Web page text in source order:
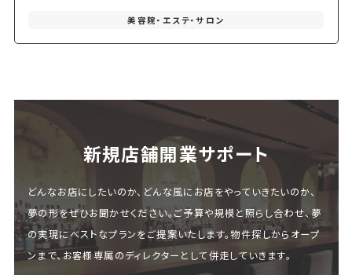
美容院・エステ・サロン
新規店舗開業サポート
どんなお店にしたいのか、どんな風にお店をやっていきたいのか、
夢の形をぜひお聞かせください。ご予算や規模と照らし合わせ、夢
の実現にベストなプランをご提案いたします。物件探しからオープ
ンまで、お客様専属のディレクターとして併走していきます。